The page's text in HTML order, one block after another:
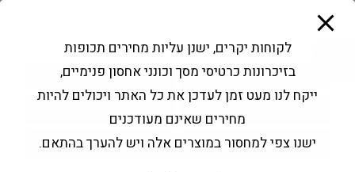
פתח סרגל נגישות
Products
search
החשבון שלי בקשה להצעה
לקוחות יקרים, ישנן עליות מחירים תכופות
בזיכרונות כרטיסי מסך וכונני אחסון פנימיים,
ייקח לנו מעט זמן לעדכן את כל האתר ויכולים להיות
מחירים שאינם מעודכנים
ישנו צפי למחסור במוצרים אלה ויש להערך בהתאם.